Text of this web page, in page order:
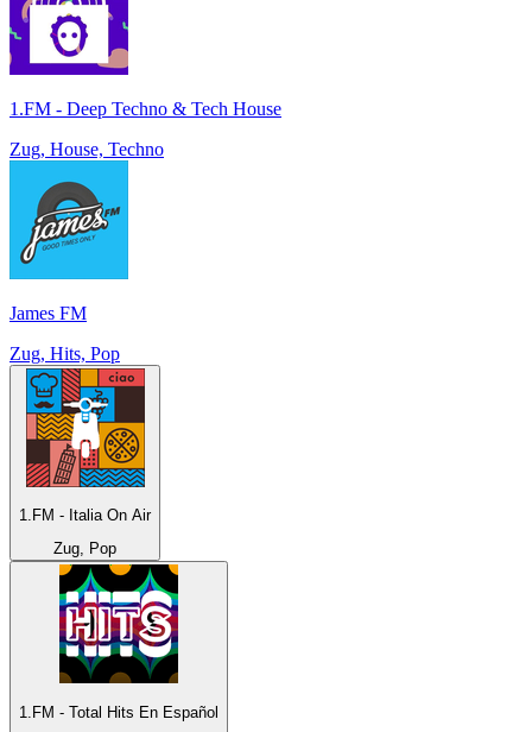
1.FM - Deep Techno & Tech House
Zug, House, Techno
James FM
Zug, Hits, Pop
1.FM - Italia On Air
Zug, Pop
1.FM - Total Hits En Español